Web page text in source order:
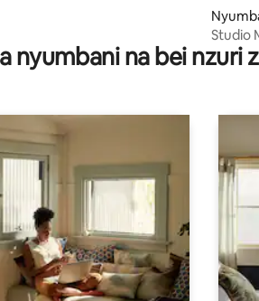
Studio
nyumbani na bei nzuri